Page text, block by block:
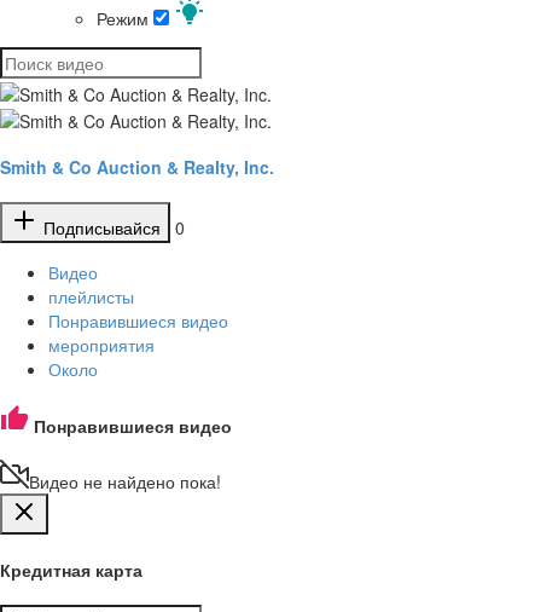
Режим
Smith & Co Auction & Realty, Inc.
Подписывайся
0
Видео
плейлисты
Понравившиеся видео
мероприятия
Около
Понравившиеся видео
Видео не найдено пока!
Кредитная карта